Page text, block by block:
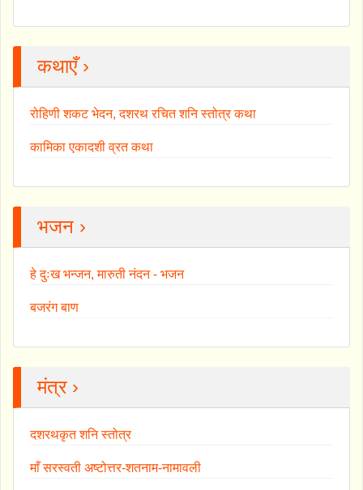
कथाएँ ›
रोहिणी शकट भेदन, दशरथ रचित शनि स्तोत्र कथा
कामिका एकादशी व्रत कथा
भजन ›
हे दुःख भन्जन, मारुती नंदन - भजन
बजरंग बाण
मंत्र ›
दशरथकृत शनि स्तोत्र
माँ सरस्वती अष्टोत्तर-शतनाम-नामावली